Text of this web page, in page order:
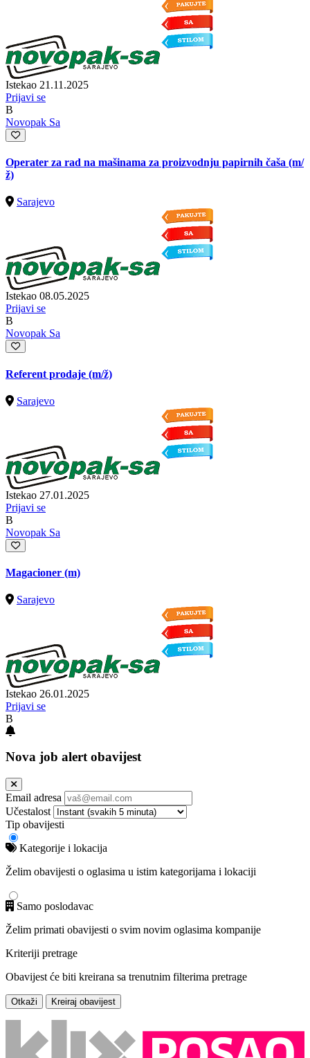
Istekao 21.11.2025
Prijavi se
B
Novopak Sa
Operater za rad na mašinama za proizvodnju papirnih čaša (m/
ž)
Sarajevo
Istekao 08.05.2025
Prijavi se
B
Novopak Sa
Referent prodaje (m/ž)
Sarajevo
Istekao 27.01.2025
Prijavi se
B
Novopak Sa
Magacioner (m)
Sarajevo
Istekao 26.01.2025
Prijavi se
B
Nova job alert obavijest
Email adresa
Učestalost
Tip obavijesti
Kategorije i lokacija
Želim obavijesti o oglasima u istim kategorijama i lokaciji
Samo poslodavac
Želim primati obavijesti o svim novim oglasima kompanije
Kriteriji pretrage
Obavijest će biti kreirana sa trenutnim filterima pretrage
Otkaži Kreiraj obavijest